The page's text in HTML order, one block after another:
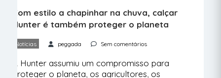
Com estilo a chapinhar na chuva, calçar
Hunter é também proteger o planeta
Notícias peggada Sem comentários
A Hunter assumiu um compromisso para
proteger o planeta, os agricultores, os